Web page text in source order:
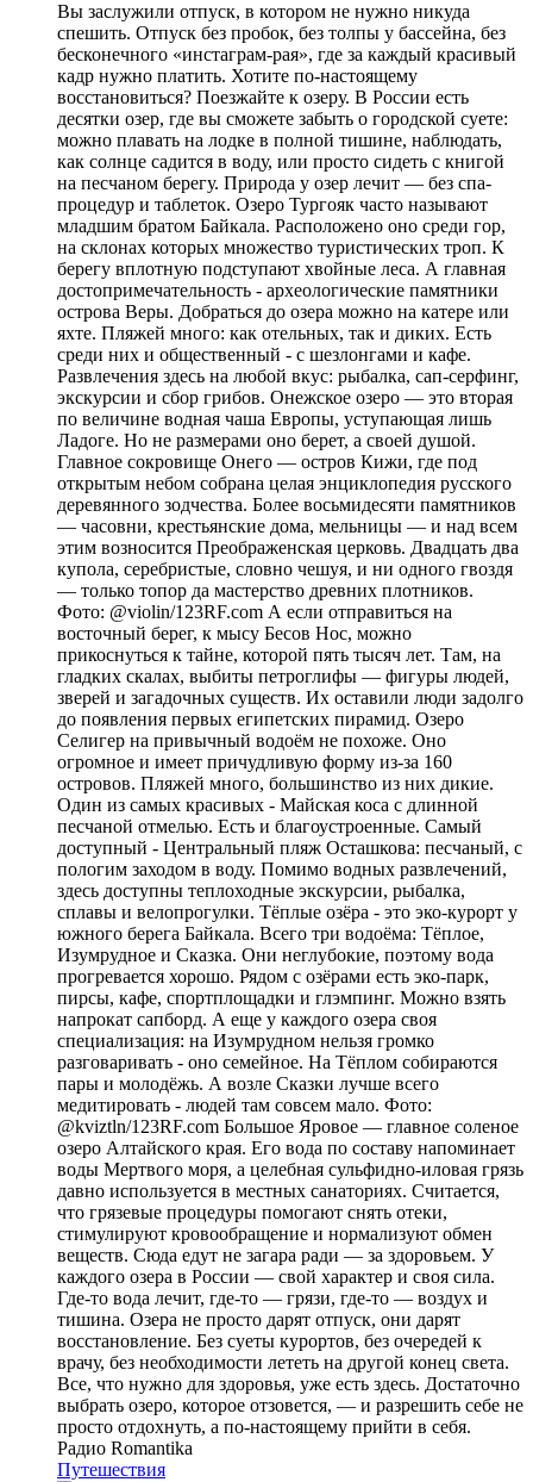
Вы заслужили отпуск, в котором не нужно никуда
спешить. Отпуск без пробок, без толпы у бассейна, без
бесконечного «инстаграм-рая», где за каждый красивый
кадр нужно платить. Хотите по-настоящему
восстановиться? Поезжайте к озеру. В России есть
десятки озер, где вы сможете забыть о городской суете:
можно плавать на лодке в полной тишине, наблюдать,
как солнце садится в воду, или просто сидеть с книгой
на песчаном берегу. Природа у озер лечит — без спа-
процедур и таблеток. Озеро Тургояк часто называют
младшим братом Байкала. Расположено оно среди гор,
на склонах которых множество туристических троп. К
берегу вплотную подступают хвойные леса. А главная
достопримечательность - археологические памятники
острова Веры. Добраться до озера можно на катере или
яхте. Пляжей много: как отельных, так и диких. Есть
среди них и общественный - с шезлонгами и кафе.
Развлечения здесь на любой вкус: рыбалка, сап-серфинг,
экскурсии и сбор грибов. Онежское озеро — это вторая
по величине водная чаша Европы, уступающая лишь
Ладоге. Но не размерами оно берет, а своей душой.
Главное сокровище Онего — остров Кижи, где под
открытым небом собрана целая энциклопедия русского
деревянного зодчества. Более восьмидесяти памятников
— часовни, крестьянские дома, мельницы — и над всем
этим возносится Преображенская церковь. Двадцать два
купола, серебристые, словно чешуя, и ни одного гвоздя
— только топор да мастерство древних плотников.
Фото: @violin/123RF.com А если отправиться на
восточный берег, к мысу Бесов Нос, можно
прикоснуться к тайне, которой пять тысяч лет. Там, на
гладких скалах, выбиты петроглифы — фигуры людей,
зверей и загадочных существ. Их оставили люди задолго
до появления первых египетских пирамид. Озеро
Селигер на привычный водоём не похоже. Оно
огромное и имеет причудливую форму из-за 160
островов. Пляжей много, большинство из них дикие.
Один из самых красивых - Майская коса с длинной
песчаной отмелью. Есть и благоустроенные. Самый
доступный - Центральный пляж Осташкова: песчаный, с
пологим заходом в воду. Помимо водных развлечений,
здесь доступны теплоходные экскурсии, рыбалка,
сплавы и велопрогулки. Тёплые озёра - это эко-курорт у
южного берега Байкала. Всего три водоёма: Тёплое,
Изумрудное и Сказка. Они неглубокие, поэтому вода
прогревается хорошо. Рядом с озёрами есть эко-парк,
пирсы, кафе, спортплощадки и глэмпинг. Можно взять
напрокат сапборд. А еще у каждого озера своя
специализация: на Изумрудном нельзя громко
разговаривать - оно семейное. На Тёплом собираются
пары и молодёжь. А возле Сказки лучше всего
медитировать - людей там совсем мало. Фото:
@kviztln/123RF.com Большое Яровое — главное соленое
озеро Алтайского края. Его вода по составу напоминает
воды Мертвого моря, а целебная сульфидно-иловая грязь
давно используется в местных санаториях. Считается,
что грязевые процедуры помогают снять отеки,
стимулируют кровообращение и нормализуют обмен
веществ. Сюда едут не загара ради — за здоровьем. У
каждого озера в России — свой характер и своя сила.
Где-то вода лечит, где-то — грязи, где-то — воздух и
тишина. Озера не просто дарят отпуск, они дарят
восстановление. Без суеты курортов, без очередей к
врачу, без необходимости лететь на другой конец света.
Все, что нужно для здоровья, уже есть здесь. Достаточно
выбрать озеро, которое отзовется, — и разрешить себе не
просто отдохнуть, а по-настоящему прийти в себя.
Радио Romantika
Путешествия